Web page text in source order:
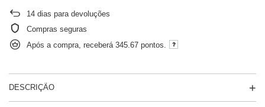
14 dias para devoluções
Compras seguras
Após a compra, receberá 345.67 pontos.
DESCRIÇÃO